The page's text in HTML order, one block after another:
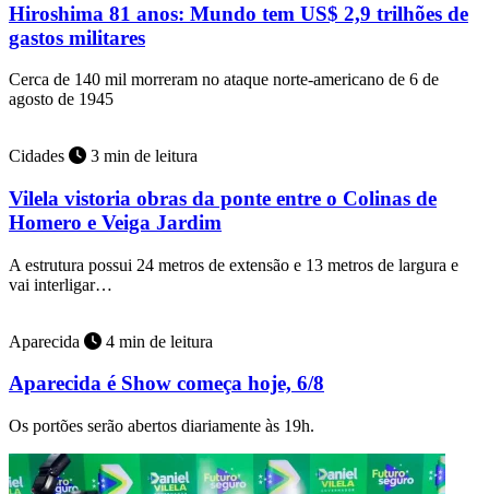
Hiroshima 81 anos: Mundo tem US$ 2,9 trilhões de
gastos militares
Cerca de 140 mil morreram no ataque norte-americano de 6 de
agosto de 1945
Cidades 3 min de leitura
Vilela vistoria obras da ponte entre o Colinas de
Homero e Veiga Jardim
A estrutura possui 24 metros de extensão e 13 metros de largura e
vai interligar…
Aparecida 4 min de leitura
Aparecida é Show começa hoje, 6/8
Os portões serão abertos diariamente às 19h.